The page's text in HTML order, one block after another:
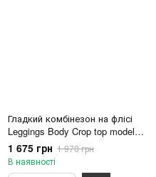
Гладкий комбінезон на флісі
Leggings Body Crop top model
63 Navy (синій) - M
1 675 грн 1 970 грн
В наявності